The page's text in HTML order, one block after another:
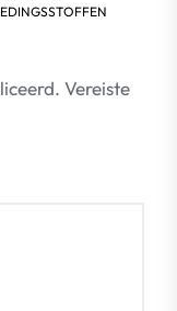
Vereiste